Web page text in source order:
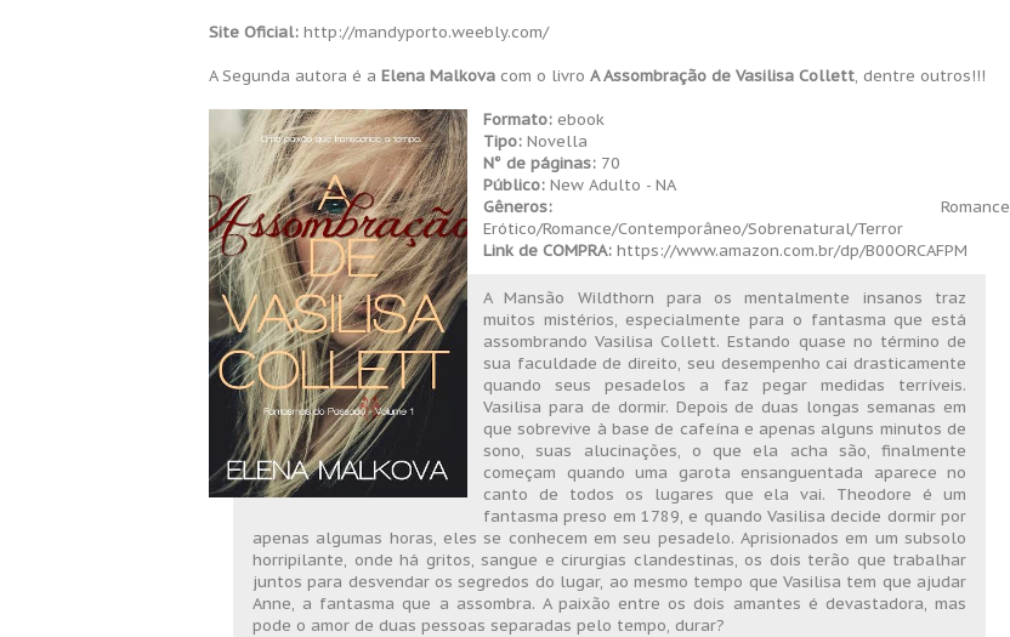
Site Oficial: http://mandyporto.weebly.com/
A Segunda autora é a Elena Malkova com o livro A Assombração de Vasilisa Collett, dentre outros!!!
Formato: ebook
Tipo: Novella
N° de páginas: 70
Público: New Adulto - NA
Gêneros: Romance
Erótico/Romance/Contemporâneo/Sobrenatural/Terror
Link de COMPRA: https://www.amazon.com.br/dp/B00ORCAFPM
A Mansão Wildthorn para os mentalmente insanos traz
muitos mistérios, especialmente para o fantasma que está
assombrando Vasilisa Collett. Estando quase no término de
sua faculdade de direito, seu desempenho cai drasticamente
quando seus pesadelos a faz pegar medidas terríveis.
Vasilisa para de dormir. Depois de duas longas semanas em
que sobrevive à base de cafeína e apenas alguns minutos de
sono, suas alucinações, o que ela acha são, finalmente
começam quando uma garota ensanguentada aparece no
canto de todos os lugares que ela vai. Theodore é um
fantasma preso em 1789, e quando Vasilisa decide dormir por
apenas algumas horas, eles se conhecem em seu pesadelo. Aprisionados em um subsolo
horripilante, onde há gritos, sangue e cirurgias clandestinas, os dois terão que trabalhar
juntos para desvendar os segredos do lugar, ao mesmo tempo que Vasilisa tem que ajudar
Anne, a fantasma que a assombra. A paixão entre os dois amantes é devastadora, mas
pode o amor de duas pessoas separadas pelo tempo, durar?